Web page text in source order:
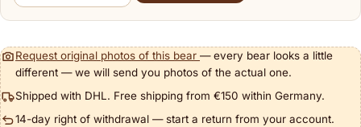
Request original photos of this bear — every bear looks a little
different — we will send you photos of the actual one.
Shipped with DHL. Free shipping from €150 within Germany.
14-day right of withdrawal — start a return from your account.